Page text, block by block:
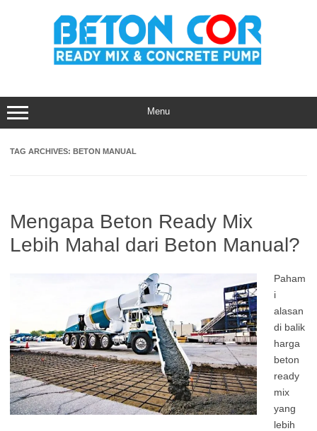
Menu
TAG ARCHIVES: BETON MANUAL
Mengapa Beton Ready Mix
Lebih Mahal dari Beton Manual?
Paham
i
alasan
di balik
harga
beton
ready
mix
yang
lebih